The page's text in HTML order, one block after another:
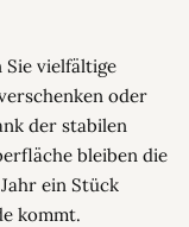
vielfältige
oder
der stabilen
bleiben die
ein Stück
kommt.